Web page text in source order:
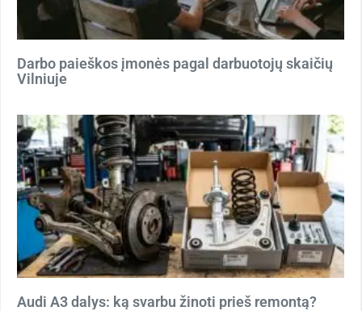
Darbo paieškos įmonės pagal darbuotojų skaičių
Vilniuje
Audi A3 dalys: ką svarbu žinoti prieš remontą?